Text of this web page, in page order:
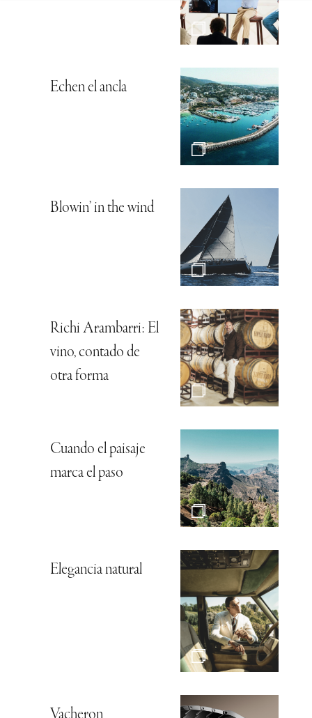
Echen el ancla
Blowin’ in the wind
Richi Arambarri: El
vino, contado de
otra forma
Cuando el paisaje
marca el paso
Elegancia natural